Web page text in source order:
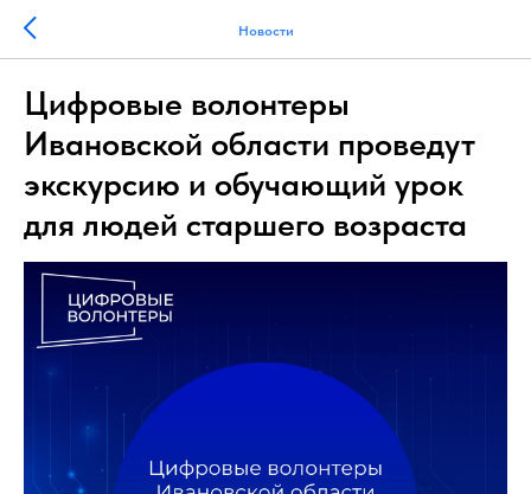
Новости
Цифровые волонтеры
Ивановской области проведут
экскурсию и обучающий урок
для людей старшего возраста